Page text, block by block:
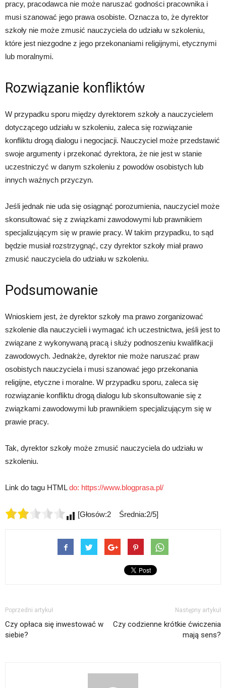
pracy, pracodawca nie może naruszać godności pracownika i
musi szanować jego prawa osobiste. Oznacza to, że dyrektor
szkoły nie może zmusić nauczyciela do udziału w szkoleniu,
które jest niezgodne z jego przekonaniami religijnymi, etycznymi
lub moralnymi.
Rozwiązanie konfliktów
W przypadku sporu między dyrektorem szkoły a nauczycielem
dotyczącego udziału w szkoleniu, zaleca się rozwiązanie
konfliktu drogą dialogu i negocjacji. Nauczyciel może przedstawić
swoje argumenty i przekonać dyrektora, że nie jest w stanie
uczestniczyć w danym szkoleniu z powodów osobistych lub
innych ważnych przyczyn.
Jeśli jednak nie uda się osiągnąć porozumienia, nauczyciel może
skonsultować się z związkami zawodowymi lub prawnikiem
specjalizującym się w prawie pracy. W takim przypadku, to sąd
będzie musiał rozstrzygnąć, czy dyrektor szkoły miał prawo
zmusić nauczyciela do udziału w szkoleniu.
Podsumowanie
Wnioskiem jest, że dyrektor szkoły ma prawo zorganizować
szkolenie dla nauczycieli i wymagać ich uczestnictwa, jeśli jest to
związane z wykonywaną pracą i służy podnoszeniu kwalifikacji
zawodowych. Jednakże, dyrektor nie może naruszać praw
osobistych nauczyciela i musi szanować jego przekonania
religijne, etyczne i moralne. W przypadku sporu, zaleca się
rozwiązanie konfliktu drogą dialogu lub skonsultowanie się z
związkami zawodowymi lub prawnikiem specjalizującym się w
prawie pracy.
Tak, dyrektor szkoły może zmusić nauczyciela do udziału w
szkoleniu.
Link do tagu HTMLdo: https://www.blogprasa.pl/
[Głosów:2 Średnia:2/5]
Poprzedni artykuł
Czy opłaca się inwestować w
siebie?
Następny artykuł
Czy codzienne krótkie ćwiczenia
mają sens?